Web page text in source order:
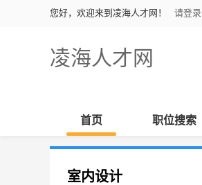
您好，欢迎来到凌海人才网！ 请登录
凌海人才网
首页 职位搜索
室内设计